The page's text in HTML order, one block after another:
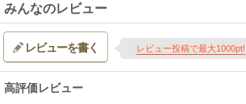
みんなのレビュー
レビューを書く レビュー投稿で最大1000pt!
高評価レビュー